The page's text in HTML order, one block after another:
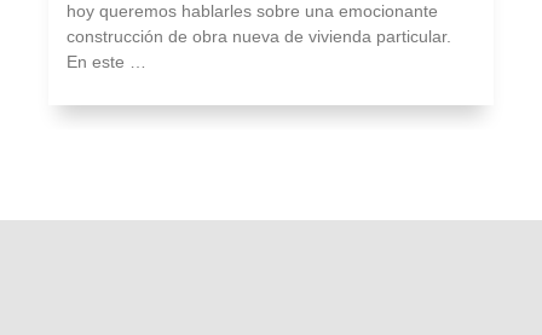
hoy queremos hablarles sobre una emocionante
construcción de obra nueva de vivienda particular.
En este …